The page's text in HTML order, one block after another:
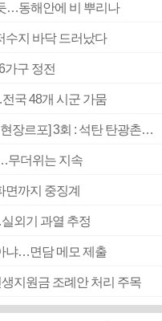
…동해안에 비 뿌리나
수지 바닥 드러났다
구 정전
전국 48개 시군 가뭄
[2026 부산청소년극지체험탐험대 현장르포] 3회 : 석탄 탄광촌에서 북극 연구의 중심지로
무더위는 지속
면까지 중징계
외기 과열 추정
냐…면담 메모 제출
지원금 조례안 처리 주목